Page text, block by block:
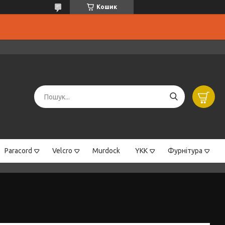
Кошик
Paracord Velcro Murdock YKK Фурнітура